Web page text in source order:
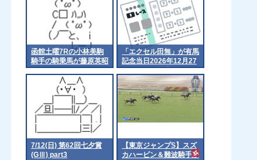
函館土曜7Rの小林美駒
騎手の騎乗馬が藤原英昭
厩舎のストレイトアスク
(廣崎利洋HD)なんだが
「エクセル田無」が有馬
記念当日2026年12月27
日をもって営業終了
7/12(日) 第62回七夕賞
(GⅢ) part3
【東京ジャンプS】スズ
カハービン＆難波騎手が